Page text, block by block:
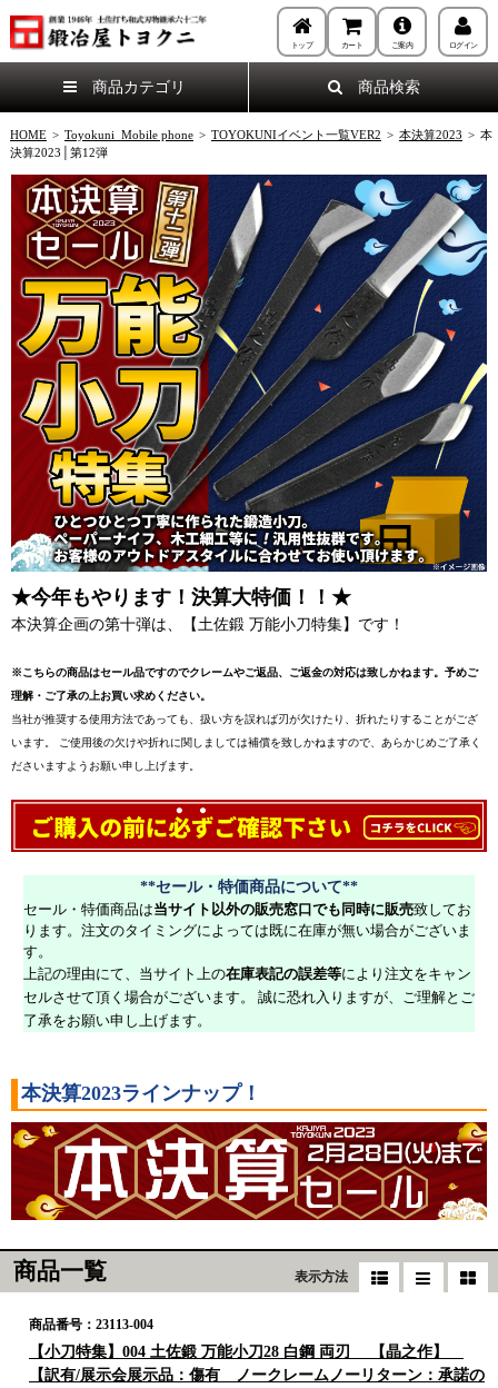
トップ カート ご案内 ログイン
商品カテゴリ 商品検索
HOME > Toyokuni_Mobile phone > TOYOKUNIイベント一覧VER2 > 本決算2023 > 本
決算2023│第12弾
★今年もやります！決算大特価！！★
本決算企画の第十弾は、【土佐鍛 万能小刀特集】です！
※こちらの商品はセール品ですのでクレームやご返品、ご返金の対応は致しかねます。予めご
理解・ご了承の上お買い求めください。
当社が推奨する使用方法であっても、扱い方を誤れば刃が欠けたり、折れたりすることがござ
います。 ご使用後の欠けや折れに関しましては補償を致しかねますので、あらかじめご了承く
ださいますようお願い申し上げます。
**セール・特価商品について**
セール・特価商品は当サイト以外の販売窓口でも同時に販売致してお
ります。注文のタイミングによっては既に在庫が無い場合がございま
す。
上記の理由にて、当サイト上の在庫表記の誤差等により注文をキャン
セルさせて頂く場合がございます。 誠に恐れ入りますが、ご理解とご
了承をお願い申し上げます。
本決算2023ラインナップ！
商品一覧 表示方法
商品番号：23113-004
【小刀特集】004 土佐鍛 万能小刀28 白鋼 両刃 【晶之作】
【訳有/展示会展示品：傷有 ノークレームノーリターン：承諾の